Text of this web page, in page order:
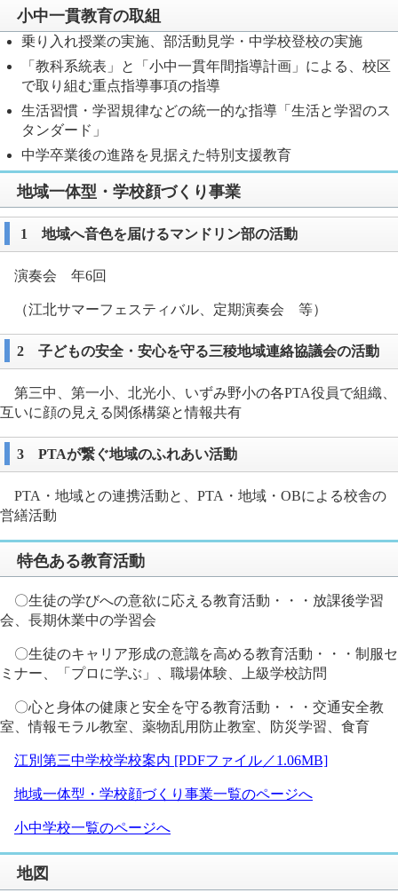
小中一貫教育の取組
乗り入れ授業の実施、部活動見学・中学校登校の実施
「教科系統表」と「小中一貫年間指導計画」による、校区
で取り組む重点指導事項の指導
生活習慣・学習規律などの統一的な指導「生活と学習のス
タンダード」
中学卒業後の進路を見据えた特別支援教育
地域一体型・学校顔づくり事業
1 地域へ音色を届けるマンドリン部の活動
演奏会 年6回
（江北サマーフェスティバル、定期演奏会 等）
2 子どもの安全・安心を守る三稜地域連絡協議会の活動
第三中、第一小、北光小、いずみ野小の各PTA役員で組織、
互いに顔の見える関係構築と情報共有
3 PTAが繋ぐ地域のふれあい活動
PTA・地域との連携活動と、PTA・地域・OBによる校舎の
営繕活動
特色ある教育活動
〇生徒の学びへの意欲に応える教育活動・・・放課後学習
会、長期休業中の学習会
〇生徒のキャリア形成の意識を高める教育活動・・・制服セ
ミナー、「プロに学ぶ」、職場体験、上級学校訪問
〇心と身体の健康と安全を守る教育活動・・・交通安全教
室、情報モラル教室、薬物乱用防止教室、防災学習、食育
江別第三中学校学校案内 [PDFファイル／1.06MB]
地域一体型・学校顔づくり事業一覧のページへ
小中学校一覧のページへ
地図